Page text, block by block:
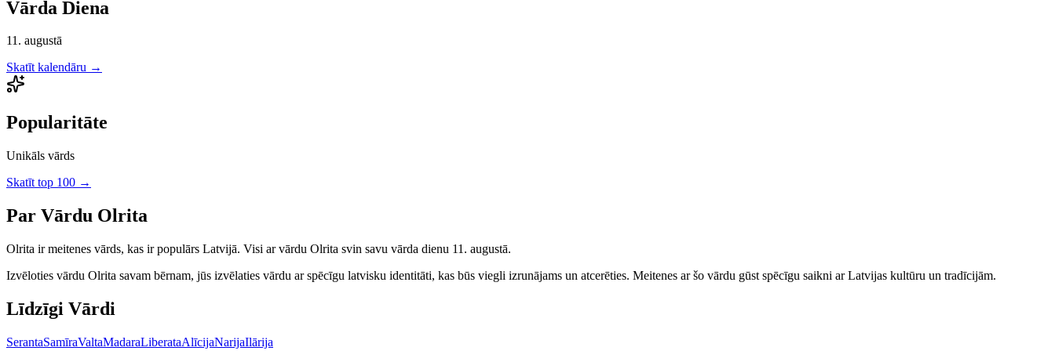
Vārda Diena
11. augustā
Skatīt kalendāru →
Popularitāte
Unikāls vārds
Skatīt top 100 →
Par Vārdu Olrita
Olrita irmeitenes vārds, kas ir populārs Latvijā. Visi ar vārdu Olrita svin savu vārda dienu 11. augustā.
Izvēloties vārdu Olrita savam bērnam, jūs izvēlaties vārdu ar spēcīgu latvisku identitāti, kas būs viegli izrunājams un atcerēties. Meitenes ar šo vārdu gūst spēcīgu saikni ar Latvijas kultūru un tradīcijām.
Līdzīgi Vārdi
SerantaSamīraValtaMadaraLiberataAlīcijaNarijaIlārija